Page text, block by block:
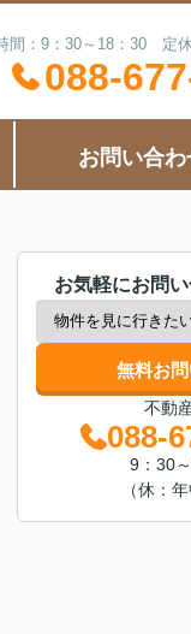
間：9：30～18：30 定
088-
お問い合わ
お気軽にお問
無料お
不動
088-
9：30
（休：